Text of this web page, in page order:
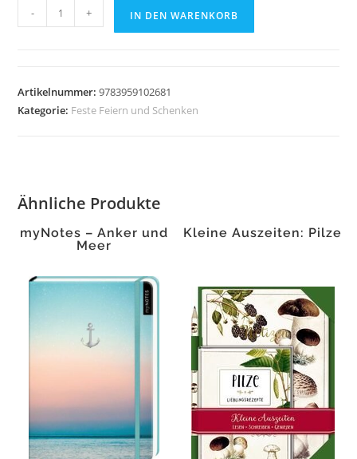
Baumkunde
Menge
- + IN DEN WARENKORB
Artikelnummer:9783959102681
Kategorie: Feste Feiern und Schenken
Ähnliche Produkte
myNotes – Anker und
Meer
Kleine Auszeiten: Pilze